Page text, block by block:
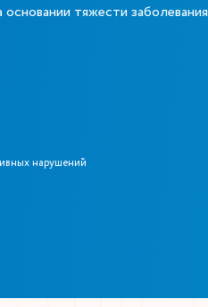
тяжести заболевания
нарушений